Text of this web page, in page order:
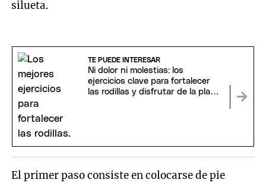
silueta.
TE PUEDE INTERESAR
Ni dolor ni molestias: los
ejercicios clave para fortalecer
las rodillas y disfrutar de la playa
El primer paso consiste en colocarse de pie